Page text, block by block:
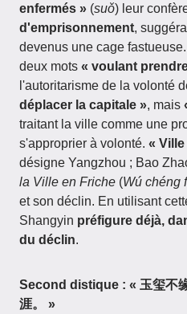
enfermés » (suǒ) leur
d'emprisonnement,
devenus une cage
deux mots « voulant
l'autoritarisme de la volonté
déplacer la capitale », mais
traitant la ville comme une
s'approprier à volonté. «
désigne Yangzhou ; Bao
la Ville en Friche (Wú chéng
et son déclin. En utilisant
Shangyin préfigure déjà,
du déclin.
Second distique : « 玉玺不
涯。 »